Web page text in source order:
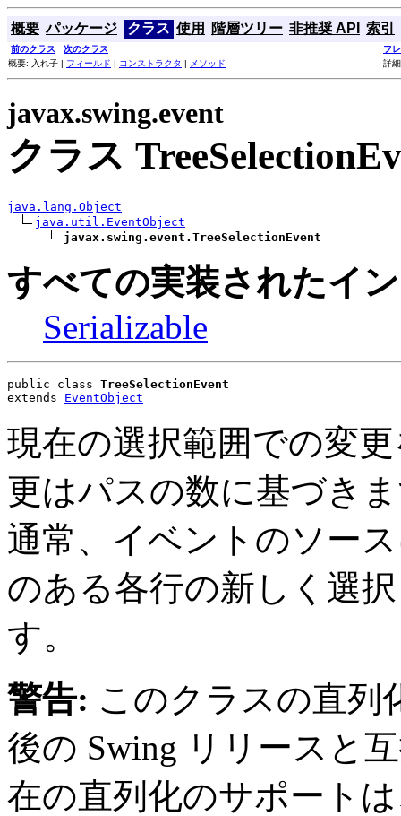
概要 パッケージ クラス 使用 階層ツリー 非推奨 API 索引
前のクラス 次のクラス
フ
概要: 入れ子 | フィールド | コンストラクタ | メソッド 詳
javax.swing.event
クラス
java.lang.Object
java.util.EventObject
javax.swing.event.TreeSelectionEvent
すべての実装されたイ
Serializable
public class TreeSelectionEvent
extends EventObject
現在の選択範囲での変
更はパスの数に基づきま
通常、イベントのソー
のある各行の新しく選
す。
警告: このクラスの直列
後の Swing リリースと
在の直列化のサポート